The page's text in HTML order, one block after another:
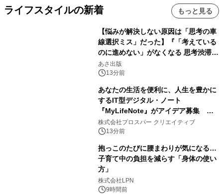
ライフスタイルの新着 もっと見る
【悩みが解決しない原因は「思考の車
線選択ミス」だった】『「考えている
のに進めない」がなくなる 思考渋滞か
ら抜け出す方法』2026年8月25日
（火）発売
あさ出版
13分前
あなたの生活を便利に、人生を豊かに
するIT型デジタル・ノート
『MyLifeNote』がアイデア募集 優
秀賞100名に1年間無償試用
株式会社プロスパー クリエイティブ
13分前
抱っこのたびに腰まわりが気になる…
子育て中の負担を減らす「身体の使い
方」
株式会社LPN
9時間前